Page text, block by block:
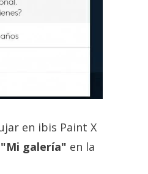
en ibis Paint X
galería" en la